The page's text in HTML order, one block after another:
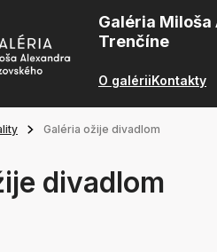
Galéria Miloša
Trenčíne
O galériiKontakty
Galéria ožije divadlom
divadlom